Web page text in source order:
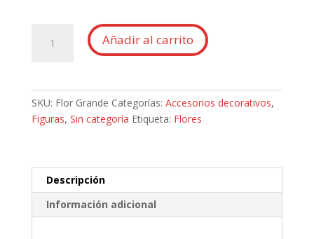
Grande
Añadir al carrito
SKU: Flor Grande Categorías: Accesorios decorativos,
Figuras, Sin categoría Etiqueta: Flores
Descripción
Información adicional